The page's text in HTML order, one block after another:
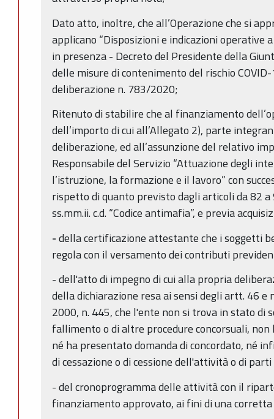
Dato atto, inoltre, che all’Operazione che si
applicano “Disposizioni e indicazioni operative
in presenza - Decreto del Presidente della
delle misure di contenimento del rischio
deliberazione n. 783/2020;
Ritenuto di stabilire che al finanziamento
dell’importo di cui all’Allegato 2), parte
deliberazione, ed all’assunzione del relativo
Responsabile del Servizio “Attuazione degli
l’istruzione, la formazione e il lavoro” con
rispetto di quanto previsto dagli articoli da 82 a
ss.mm.ii. c.d. “Codice antimafia”, e previa
-della certificazione attestante che i soggetti
regola con il versamento dei contributi
- dell'atto di impegno di cui alla propria
della dichiarazione resa ai sensi degli artt. 46 e
2000, n. 445, che l'ente non si trova in stato di
fallimento o di altre procedure concorsuali,
né ha presentato domanda di concordato, né
di cessazione o di cessione dell'attività o di parti
- del cronoprogramma delle attività con il
finanziamento approvato, ai fini di una